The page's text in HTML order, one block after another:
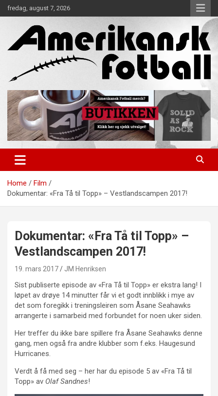
Skip
to
fredag, august 7, 2026
Amerikansk Fotball
Home
Film
Dokumentar: «Fra Tå til Topp» – Vestlandscampen 2017!
Dokumentar: «Fra Tå til Topp» –
Vestlandscampen 2017!
19. mars 2017 JM Henriksen
Sist publiserte episode av «Fra Tå til Topp» er ekstra lang! I
løpet av drøye 14 minutter får vi et godt innblikk i mye av
det som foregikk i treningsleiren som Åsane Seahawks
arrangerte i samarbeid med forbundet for noen uker siden.
Her treffer du ikke bare spillere fra Åsane Seahawks denne
gang, men også fra andre klubber som f.eks. Haugesund
Hurricanes.
Verdt å få med seg – her har du episode 5 av «Fra Tå til
Topp» av Olaf Sandnes!